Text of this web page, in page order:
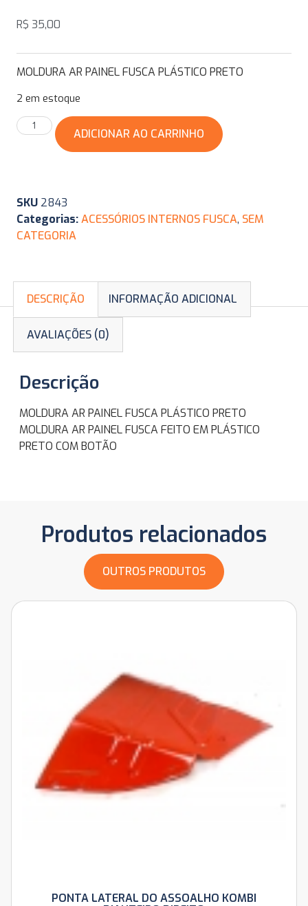
R$ 35,00
MOLDURA AR PAINEL FUSCA PLÁSTICO PRETO
2 em estoque
ADICIONAR AO CARRINHO
SKU 2843
Categorias:ACESSÓRIOS INTERNOS FUSCA, SEM
CATEGORIA
DESCRIÇÃO INFORMAÇÃO ADICIONAL
AVALIAÇÕES (0)
Descrição
MOLDURA AR PAINEL FUSCA PLÁSTICO PRETO
MOLDURA AR PAINEL FUSCA FEITO EM PLÁSTICO
PRETO COM BOTÃO
Produtos relacionados
OUTROS PRODUTOS
PONTA LATERAL DO ASSOALHO KOMBI